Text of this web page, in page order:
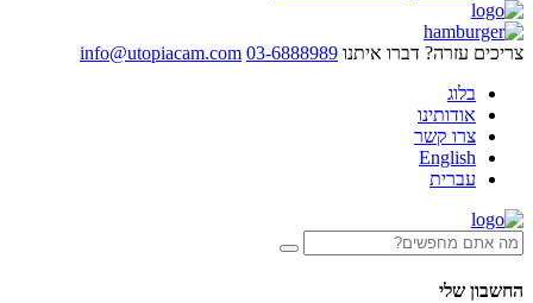
צריכים עזרה? דברו איתנו 03-6888989
info@utopiacam.com
בלוג
אודותינו
צרו קשר
English
עברית
החשבון שלי